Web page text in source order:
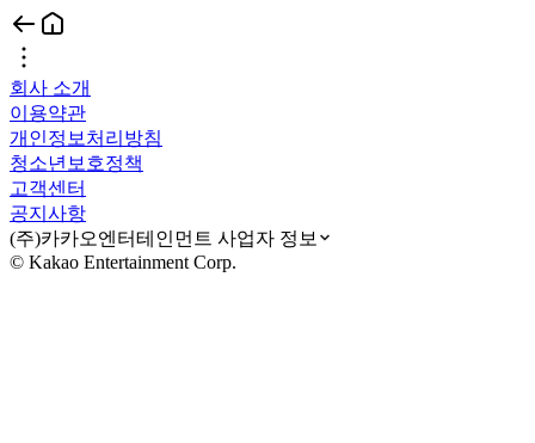
회사 소개
이용약관
개인정보처리방침
청소년보호정책
고객센터
공지사항
(주)카카오엔터테인먼트 사업자 정보
© Kakao Entertainment Corp.